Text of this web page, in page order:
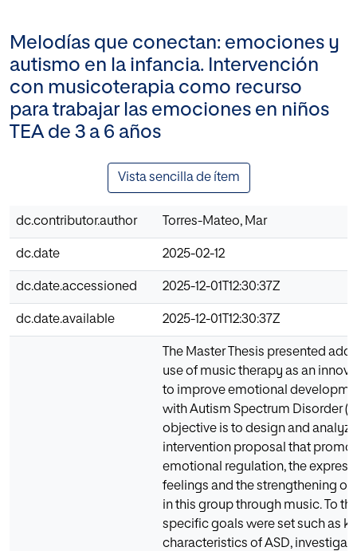
Melodías que conectan: emociones y
autismo en la infancia. Intervención
con musicoterapia como recurso
para trabajar las emociones en niños
TEA de 3 a 6 años
Vista sencilla de ítem
dc.contributor.author Torres-Mateo, Mar
dc.date 2025-02-12
dc.date.accessioned 2025-12-01T12:30:37Z
dc.date.available 2025-12-01T12:30:37Z
The Master Thesis presented
use of music therapy as an
to improve emotional
with Autism Spectrum Disorder
objective is to design and
intervention proposal that
emotional regulation, the
feelings and the strengthening of
in this group through music. To
specific goals were set such as
characteristics of ASD,